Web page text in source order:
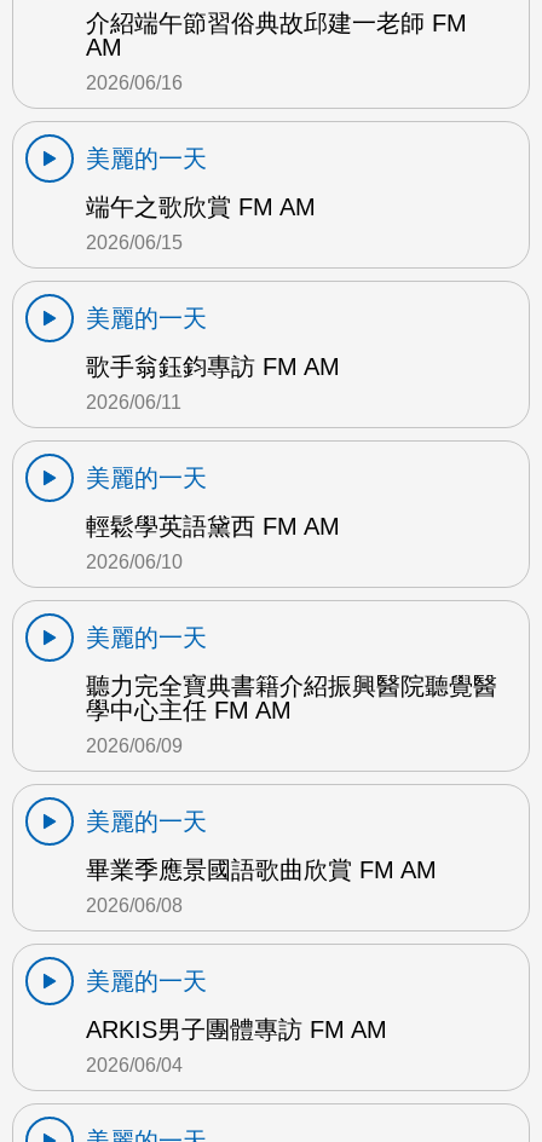
介紹端午節習俗典故邱建一老師 FM
AM
2026/06/16
美麗的一天
端午之歌欣賞 FM AM
2026/06/15
美麗的一天
歌手翁鈺鈞專訪 FM AM
2026/06/11
美麗的一天
輕鬆學英語黛西 FM AM
2026/06/10
美麗的一天
聽力完全寶典書籍介紹振興醫院聽覺醫
學中心主任 FM AM
2026/06/09
美麗的一天
畢業季應景國語歌曲欣賞 FM AM
2026/06/08
美麗的一天
ARKIS男子團體專訪 FM AM
2026/06/04